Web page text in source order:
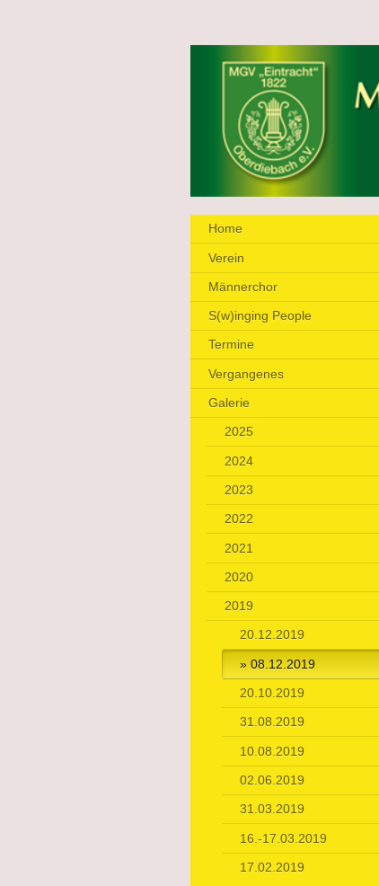
Home
Verein
Männerchor
S(w)inging People
Termine
Vergangenes
Galerie
2025
2024
2023
2022
2021
2020
2019
20.12.2019
08.12.2019
20.10.2019
31.08.2019
10.08.2019
02.06.2019
31.03.2019
16.-17.03.2019
17.02.2019